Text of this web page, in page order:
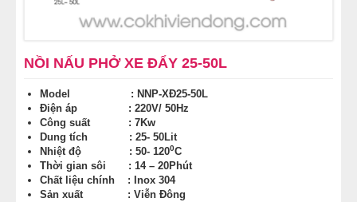
NỒI NẤU PHỞ XE ĐẨY 25-50L
Model : NNP-XĐ25-50L
Điện áp : 220V/ 50Hz
Công suất : 7Kw
Dung tích : 25- 50Lit
Nhiệt độ : 50- 1200C
Thời gian sôi : 14 – 20Phút
Chất liệu chính : Inox 304
Sản xuất : Viễn Đông
MÁY LÀM HÁ CẢO
MÁY LÀM XÍU MẠI
LINH KIỆN THIẾT BỊ LÀM BÁNH
DÂY CHUYỀN LÀM BÁNH MÌ
DÂY CHUYỀN LÀM BÁNH NGỌT